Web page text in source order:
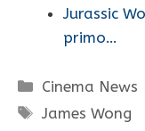
Jurassic
primo…
Categorie
Cinema News
Tag
James Wong